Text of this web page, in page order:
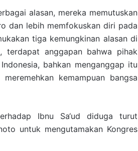
alasan, mereka memutuskan
dan lebih memfokuskan diri pada
tiga kemungkinan alasan di
, terdapat anggapan bahwa pihak
bahkan menganggap itu
kemampuan bangsa
Ibnu Sa‘ud diduga turut
untuk mengutamakan Kongres